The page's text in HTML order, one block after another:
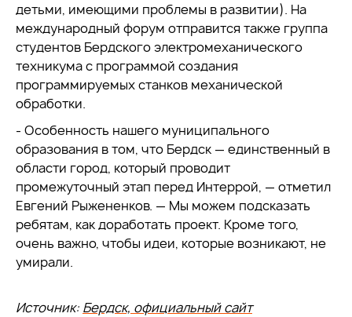
детьми, имеющими проблемы в развитии). На
международный форум отправится также группа
студентов Бердского электромеханического
техникума с программой создания
программируемых станков механической
обработки.
- Особенность нашего муниципального
образования в том, что Бердск — единственный в
области город, который проводит
промежуточный этап перед Интеррой, — отметил
Евгений Рыжененков. — Мы можем подсказать
ребятам, как доработать проект. Кроме того,
очень важно, чтобы идеи, которые возникают, не
умирали.
Источник: Бердск, официальный сайт